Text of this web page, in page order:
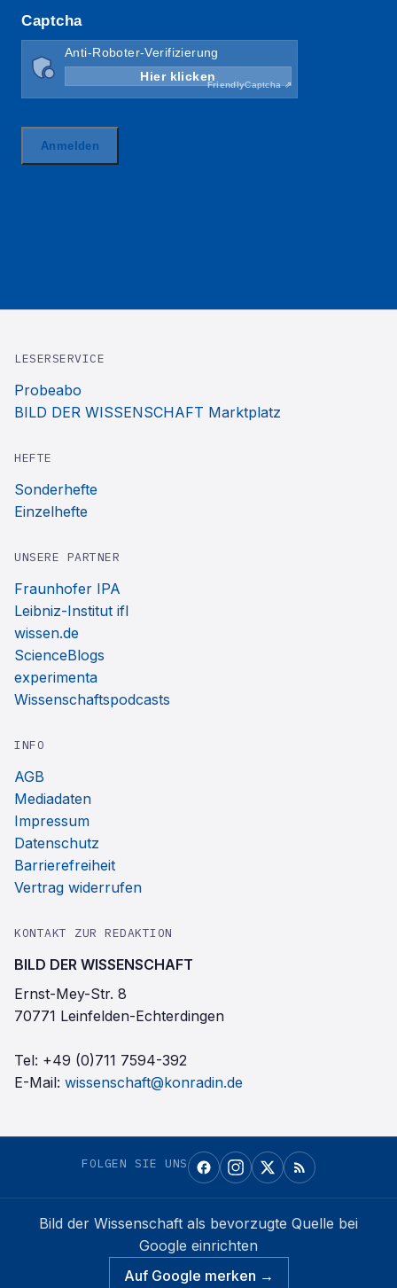
LESERSERVICE
Probeabo
BILD DER WISSENSCHAFT Marktplatz
HEFTE
Sonderhefte
Einzelhefte
UNSERE PARTNER
Fraunhofer IPA
Leibniz-Institut ifl
wissen.de
ScienceBlogs
experimenta
Wissenschaftspodcasts
INFO
AGB
Mediadaten
Impressum
Datenschutz
Barrierefreiheit
Vertrag widerrufen
KONTAKT ZUR REDAKTION
BILD DER WISSENSCHAFT
Ernst-Mey-Str. 8
70771 Leinfelden-Echterdingen
Tel: +49 (0)711 7594-392
E-Mail: wissenschaft@konradin.de
FOLGEN SIE UNS
Bild der Wissenschaft als bevorzugte Quelle bei
Google einrichten
Auf Google merken →